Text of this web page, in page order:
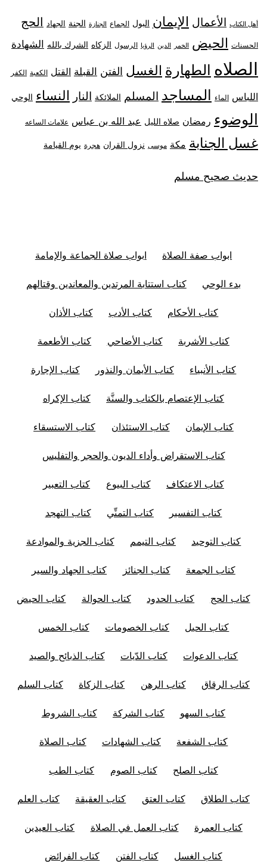
أهل الكتاب الأعمال الإيمان البول الجماع الجنازة الجنة الجهاد الحج
الحسنات الحيض الخمر الدين الرؤيا الرسول الزكاه الشرك بالله الشهادة
الصلاه الطهارة الغسل الفتن القبلة القتل الكعبة الكفر
اللباس الماء المساجد المسلم الملائكة النار النساء الوحي
الوضوء رمضان صلاه الليل عبد الله بن عباس علامات الساعه
غسل الجنابة مكة موسى نزول القران هجرة يوم القيامة
حديث صحيح مسلم
ابواب صفة الصلاة ابواب صلاة الجماعة والإمامة
بدء الوحي كتاب استتابة المرتدين والمعاندين وقتالهم
كتاب الأحكام كتاب الأدب كتاب الأذان
كتاب الأشربة كتاب الأضاحي كتاب الأطعمة
كتاب الأنبياء كتاب الأيمان والنذور كتاب الإجارة
كتاب الإعتصام بالكتاب والسنَّة كتاب الإكراه
كتاب الإيمان كتاب الاستئذان كتاب الاستسقاء
كتاب الاستقراض وأداء الديون والحجر والتفليس
كتاب الاعتكاف كتاب البيوع كتاب التعبير
كتاب التفسير كتاب التمنِّي كتاب التهجد
كتاب التوحيد كتاب التيمم كتاب الجزية والموادعة
كتاب الجمعة كتاب الجنائز كتاب الجهاد والسير
كتاب الحج كتاب الحدود كتاب الحوالة كتاب الحيض
كتاب الحيل كتاب الخصومات كتاب الخمس
كتاب الدعوات كتاب الدّيات كتاب الذبائح والصيد
كتاب الرقاق كتاب الرهن كتاب الزكاة كتاب السلم
كتاب السهو كتاب الشركة كتاب الشروط
كتاب الشفعة كتاب الشهادات كتاب الصلاة
كتاب الصلح كتاب الصوم كتاب الطب
كتاب الطلاق كتاب العتق كتاب العقيقة كتاب العلم
كتاب العمرة كتاب العمل في الصلاة كتاب العيدين
كتاب الغسل كتاب الفتن كتاب الفرائض